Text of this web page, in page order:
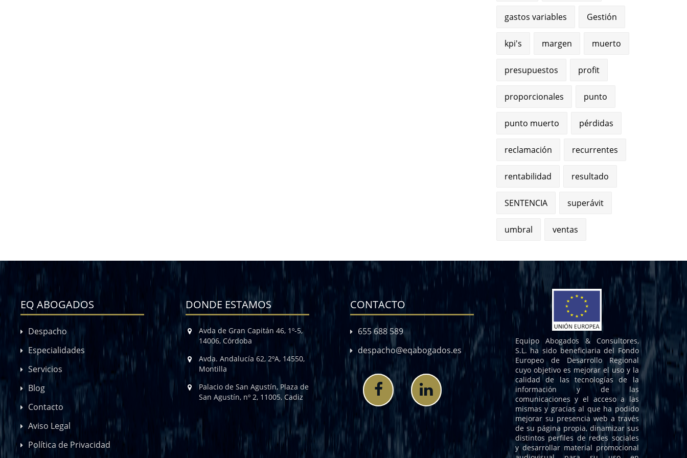
gastos variables Gestión
kpi's margen muerto
presupuestos profit
proporcionales punto
punto muerto pérdidas
reclamación recurrentes
rentabilidad resultado
SENTENCIA superávit
umbral ventas
EQ ABOGADOS
Despacho
Especialidades
Servicios
Blog
Contacto
Aviso Legal
Política de Privacidad
DONDE ESTAMOS
Avda de Gran Capitán 46, 1º-5,
14006, Córdoba
Avda. Andalucía 62, 2ºA, 14550,
Montilla
Palacio de San Agustín, Plaza de
San Agustín, nº 2, 11005, Cadiz
CONTACTO
655 688 589
despacho@eqabogados.es
Equipo Abogados & Consultores,
S.L. ha sido beneficiaria del Fondo
Europeo de Desarrollo Regional
cuyo objetivo es mejorar el uso y la
calidad de las tecnologías de la
información y de las
comunicaciones y el acceso a las
mismas y gracias al que ha podido
mejorar su presencia web a través
de su página propia, dinamizar sus
distintos perfiles de redes sociales
y desarrollar material promocional